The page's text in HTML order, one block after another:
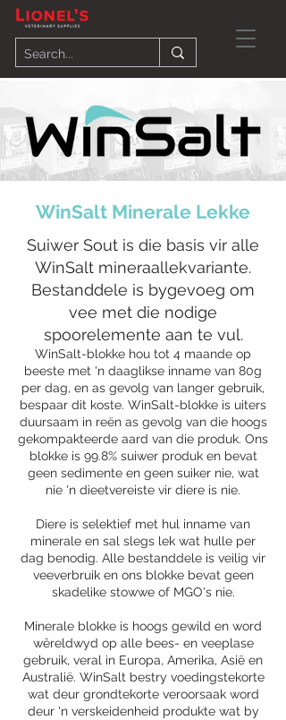
WinSalt Minerale Lekke
Suiwer Sout is die basis vir alle
WinSalt mineraallekvariante.
Bestanddele is bygevoeg om
vee met die nodige
spoorelemente aan te vul.
WinSalt-blokke hou tot 4 maande op
beeste met 'n daaglikse inname van 80g
per dag, en as gevolg van langer gebruik,
bespaar dit koste. WinSalt-blokke is uiters
duursaam in reën as gevolg van die hoogs
gekompakteerde aard van die produk. Ons
blokke is 99.8% suiwer produk en bevat
geen sedimente en geen suiker nie, wat
nie 'n dieetvereiste vir diere is nie.
Diere is selektief met hul inname van
minerale en sal slegs lek wat hulle per
dag benodig. Alle bestanddele is veilig vir
veeverbruik en ons blokke bevat geen
skadelike stowwe of MGO's nie.
Minerale blokke is hoogs gewild en word
wêreldwyd op alle bees- en veeplase
gebruik, veral in Europa, Amerika, Asië en
Australië. WinSalt bestry voedingstekorte
wat deur grondtekorte veroorsaak word
deur 'n verskeidenheid produkte wat by